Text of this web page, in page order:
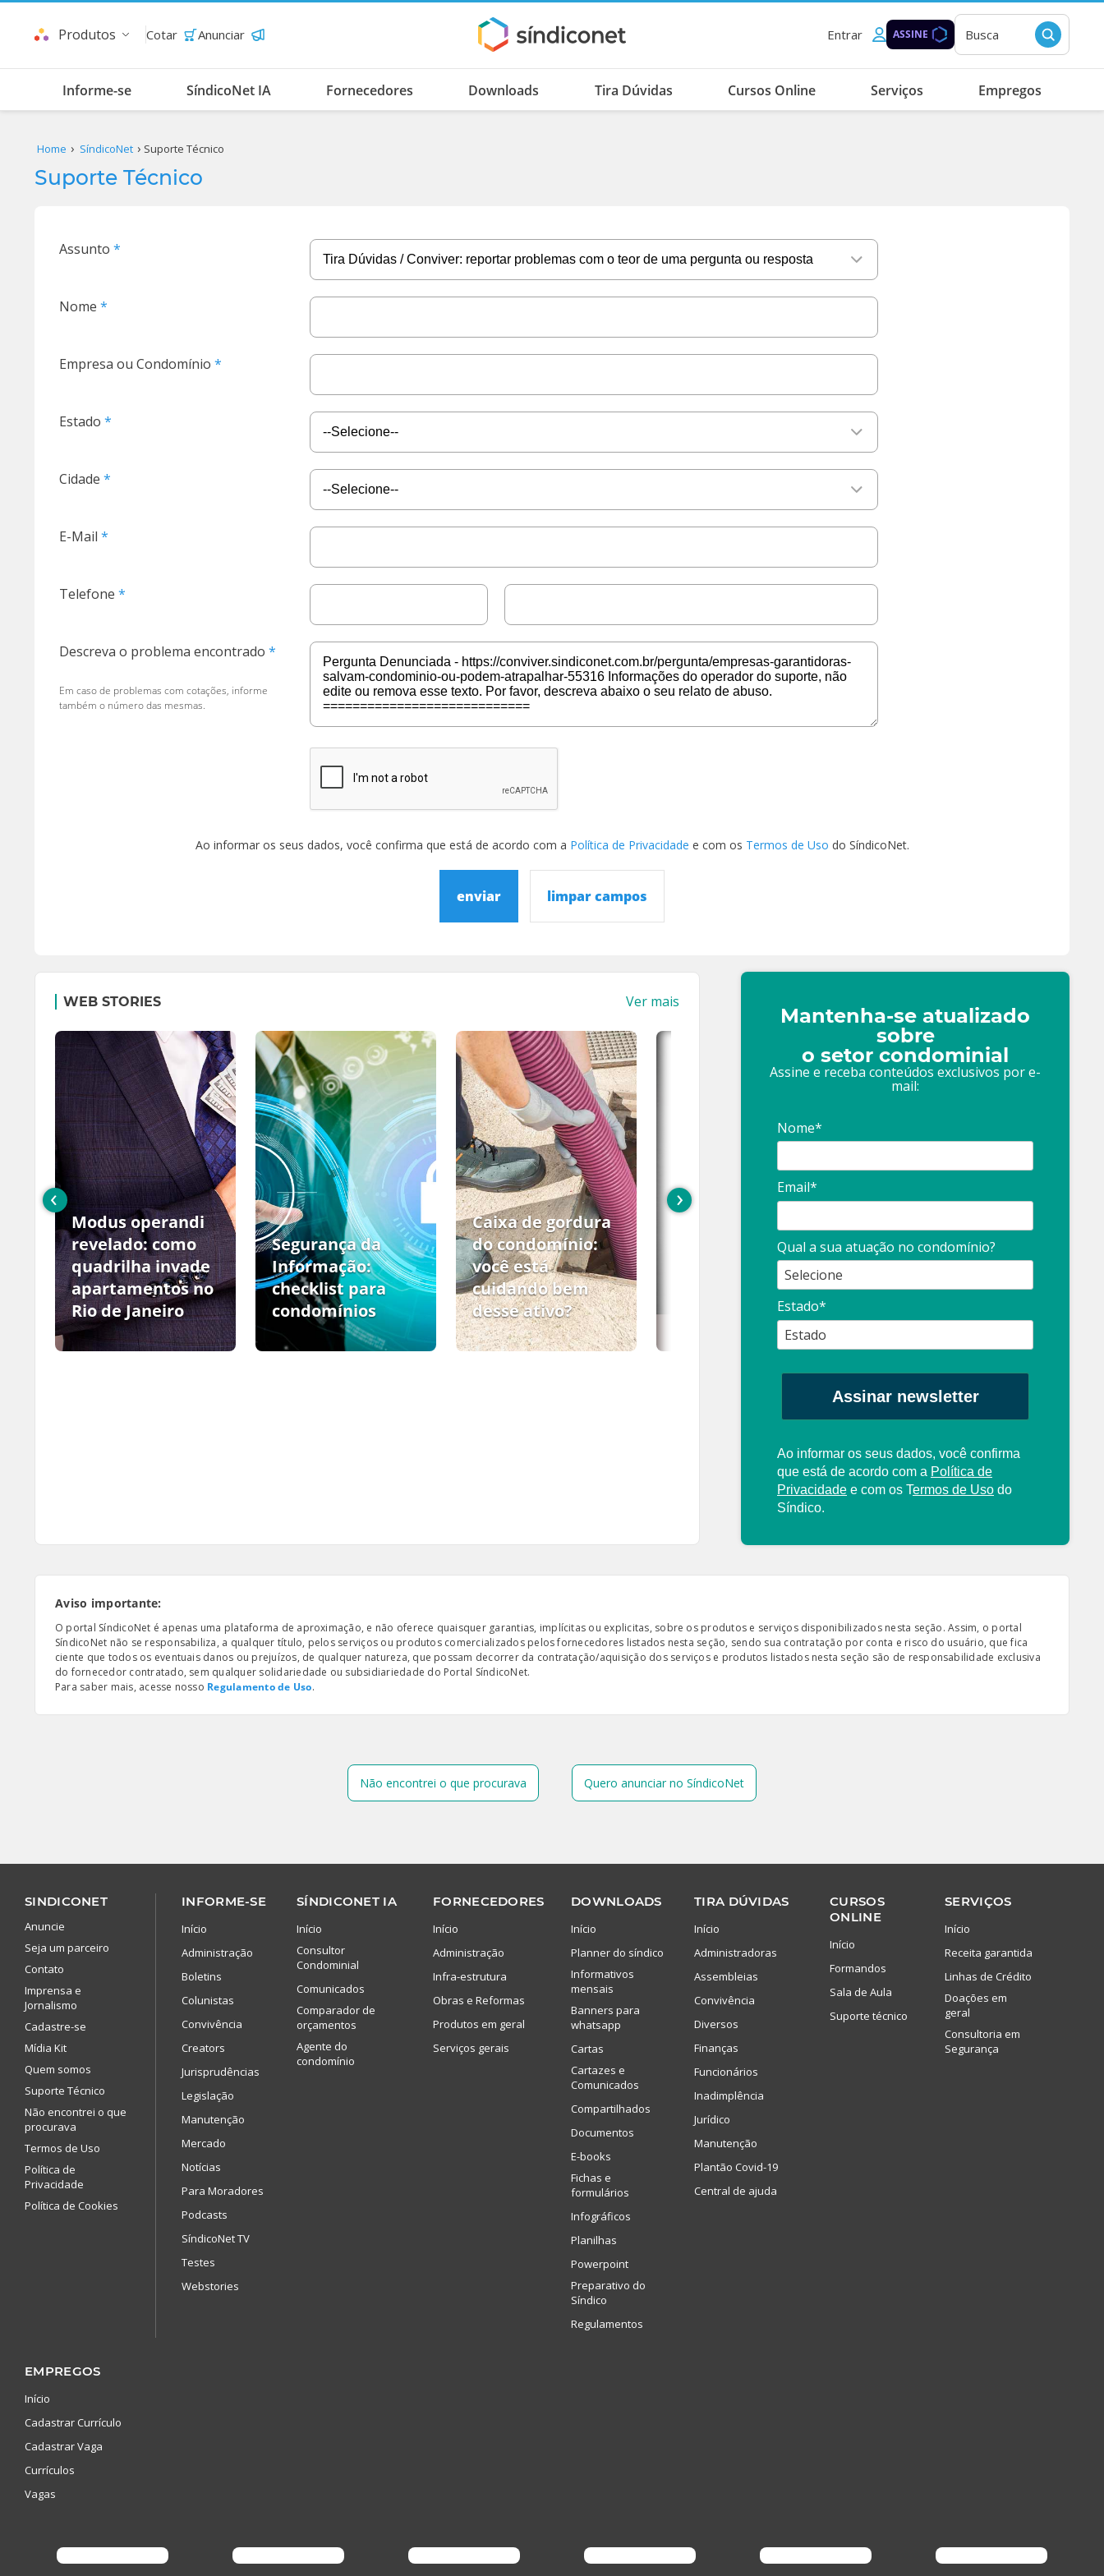
Produtos Cotar Anunciar Entrar ASSINE Busca
Informe-se SíndicoNet IA Fornecedores Downloads Tira Dúvidas Cursos Online Serviços Empregos
Home SíndicoNet Suporte Técnico
Suporte Técnico
Assunto
Nome
Empresa ou Condomínio
Estado
Cidade
E-Mail
Telefone
Descreva o problema encontrado
Em caso de problemas com cotações, informe
também o número das mesmas.
Ao informar os seus dados, você confirma que está de acordo com a Política de Privacidade e com os Termos de Uso do SíndicoNet.
enviar limpar campos
WEB STORIES Ver mais
Modus operandi
revelado: como
quadrilha invade
apartamentos no
Rio de Janeiro
Segurança da
Informação:
checklist para
condomínios
Caixa de gordura
do condomínio:
você está
cuidando bem
desse ativo?
PCMSO: O que é?
profissional:
cuidado com as
propagandas
‹ ›
Mantenha-se atualizado
sobre
o setor condominial
Assine e receba conteúdos exclusivos por e-
mail:
Nome*
Email*
Qual a sua atuação no condomínio?
Estado*
Assinar newsletter
Ao informar os seus dados, você confirma
que está de acordo com a Política de
Privacidade e com os Termos de Uso do
Síndico.
Aviso importante:
O portal SíndicoNet é apenas uma plataforma de aproximação, e não oferece quaisquer garantias, implícitas ou explicitas, sobre os produtos e serviços disponibilizados nesta seção. Assim, o portal
SíndicoNet não se responsabiliza, a qualquer título, pelos serviços ou produtos comercializados pelos fornecedores listados nesta seção, sendo sua contratação por conta e risco do usuário, que fica
ciente que todos os eventuais danos ou prejuízos, de qualquer natureza, que possam decorrer da contratação/aquisição dos serviços e produtos listados nesta seção são de responsabilidade exclusiva
do fornecedor contratado, sem qualquer solidariedade ou subsidiariedade do Portal SíndicoNet.
Para saber mais, acesse nosso Regulamento de Uso.
Não encontrei o que procurava Quero anunciar no SíndicoNet
SINDICONET
Anuncie
Seja um parceiro
Contato
Imprensa e
Jornalismo
Cadastre-se
Mídia Kit
Quem somos
Suporte Técnico
Não encontrei o que
procurava
Termos de Uso
Política de
Privacidade
Política de Cookies
INFORME-SE
Início
Administração
Boletins
Colunistas
Convivência
Creators
Jurisprudências
Legislação
Manutenção
Mercado
Notícias
Para Moradores
Podcasts
SíndicoNet TV
Testes
Webstories
SÍNDICONET IA
Início
Consultor
Condominial
Comunicados
Comparador de
orçamentos
Agente do
condomínio
FORNECEDORES
Início
Administração
Infra-estrutura
Obras e Reformas
Produtos em geral
Serviços gerais
DOWNLOADS
Início
Planner do síndico
Informativos
mensais
Banners para
whatsapp
Cartas
Cartazes e
Comunicados
Compartilhados
Documentos
E-books
Fichas e
formulários
Infográficos
Planilhas
Powerpoint
Preparativo do
Síndico
Regulamentos
TIRA DÚVIDAS
Início
Administradoras
Assembleias
Convivência
Diversos
Finanças
Funcionários
Inadimplência
Jurídico
Manutenção
Plantão Covid-19
Central de ajuda
CURSOS
ONLINE
Início
Formandos
Sala de Aula
Suporte técnico
SERVIÇOS
Início
Receita garantida
Linhas de Crédito
Doações em
geral
Consultoria em
Segurança
EMPREGOS
Início
Cadastrar Currículo
Cadastrar Vaga
Currículos
Vagas